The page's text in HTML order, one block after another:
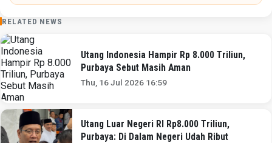
RELATED NEWS
Utang Indonesia Hampir Rp 8.000 Triliun,
Purbaya Sebut Masih Aman
Thu, 16 Jul 2026 16:59
Utang Luar Negeri RI Rp8.000 Triliun,
Purbaya: Di Dalam Negeri Udah Ribut